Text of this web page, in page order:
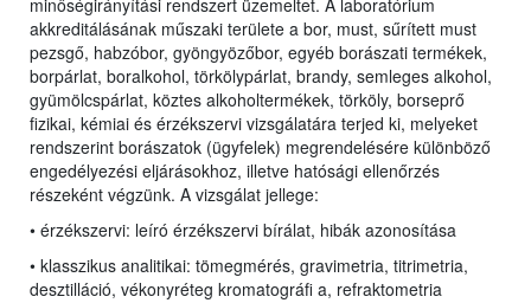
minőségirányítási rendszert üzemeltet. A laboratórium
akkreditálásának műszaki területe a bor, must, sűrített must
pezsgő, habzóbor, gyöngyözőbor, egyéb borászati termékek,
borpárlat, boralkohol, törkölypárlat, brandy, semleges alkohol,
gyümölcspárlat, köztes alkoholtermékek, törköly, borseprő
fizikai, kémiai és érzékszervi vizsgálatára terjed ki, melyeket
rendszerint borászatok (ügyfelek) megrendelésére különböző
engedélyezési eljárásokhoz, illetve hatósági ellenőrzés
részeként végzünk. A vizsgálat jellege:
• érzékszervi: leíró érzékszervi bírálat, hibák azonosítása
• klasszikus analitikai: tömegmérés, gravimetria, titrimetria,
desztilláció, vékonyréteg kromatográfi a, refraktometria